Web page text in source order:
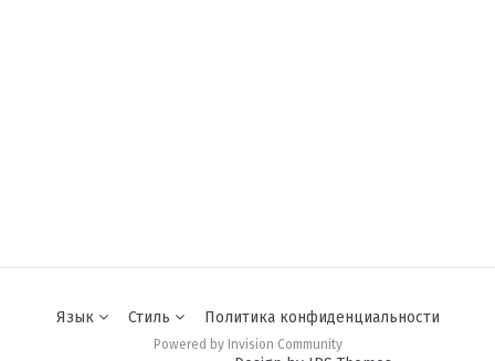
Язык Стиль Политика конфиденциальности
Powered by Invision Community